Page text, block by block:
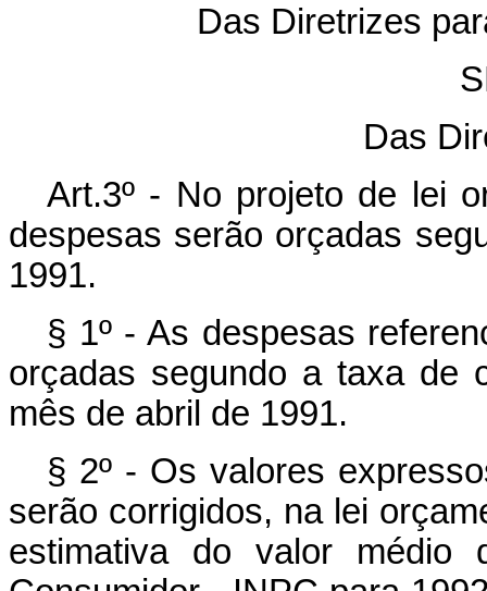
Das Diretrizes
Das
Art.3º - No projeto de lei
despesas serão orçadas
1991.
§ 1º - As despesas
orçadas segundo a taxa de
mês de abril de 1991.
§ 2º - Os valores
serão corrigidos, na lei
estimativa do valor médio